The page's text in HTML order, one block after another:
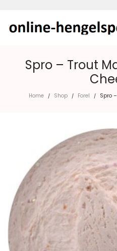
Spro – Trout
Home / Shop / Forel / Spro